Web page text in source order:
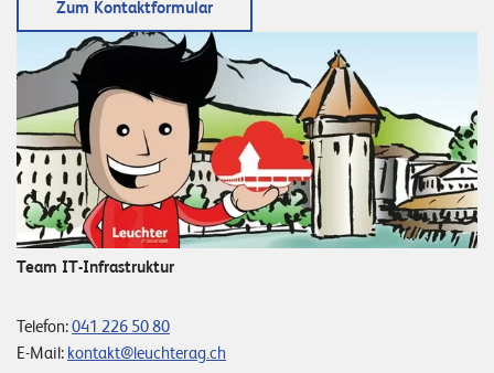
Zum Kontaktformular
Team IT-Infrastruktur
Telefon:041 226 50 80
E-Mail: kontakt@leuchterag.ch